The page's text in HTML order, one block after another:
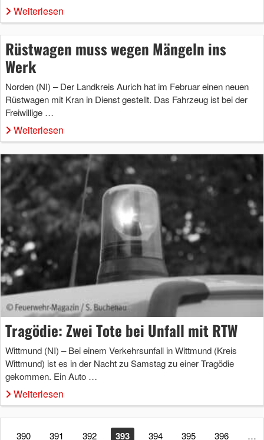
Weiterlesen
Rüstwagen muss wegen Mängeln ins
Werk
Norden (NI) – Der Landkreis Aurich hat im Februar einen neuen
Rüstwagen mit Kran in Dienst gestellt. Das Fahrzeug ist bei der
Freiwillige …
Weiterlesen
Tragödie: Zwei Tote bei Unfall mit RTW
Wittmund (NI) – Bei einem Verkehrsunfall in Wittmund (Kreis
Wittmund) ist es in der Nacht zu Samstag zu einer Tragödie
gekommen. Ein Auto …
Weiterlesen
390 391 392 393 394 395 396 …